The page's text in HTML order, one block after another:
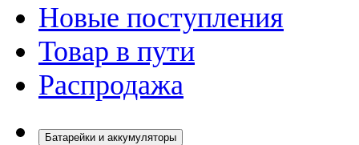
Новые поступления
Товар в пути
Распродажа
Батарейки и аккумуляторы